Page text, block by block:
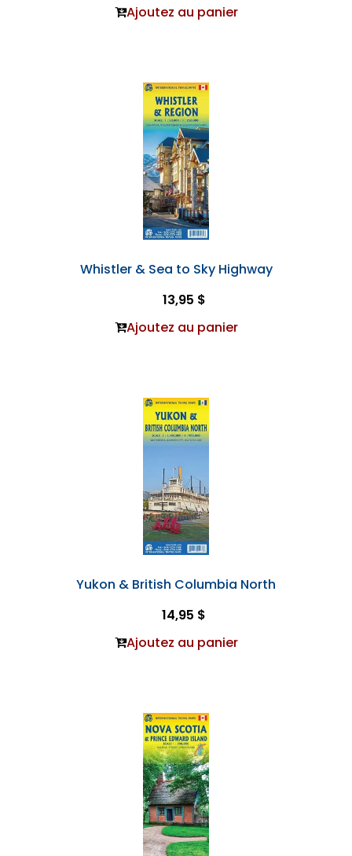
Ajoutez au panier
Whistler & Sea to Sky Highway
13,95 $
Ajoutez au panier
Yukon & British Columbia North
14,95 $
Ajoutez au panier